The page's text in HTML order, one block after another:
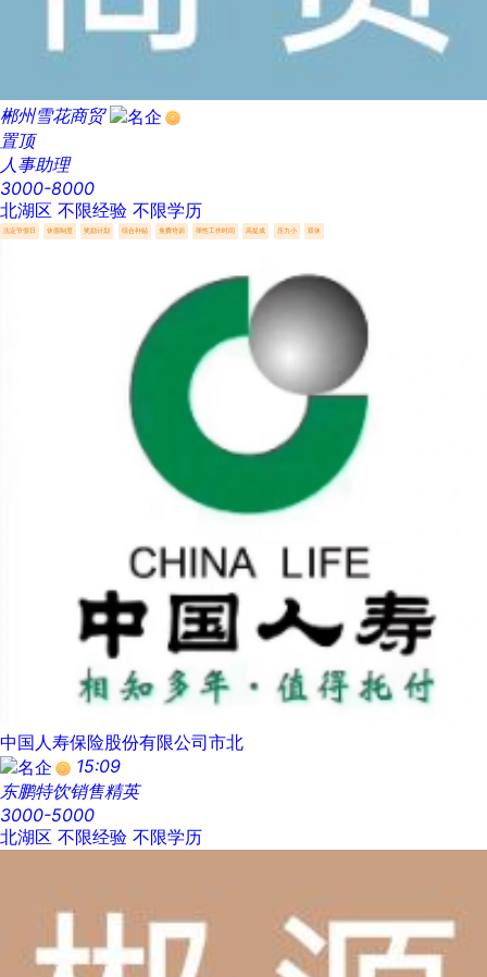
郴州雪花商贸
置顶
人事助理
3000-8000
北湖区 不限经验 不限学历
法定节假日 休假制度 奖励计划 综合补贴 免费培训 弹性工作时间 高提成 压力小 双休
中国人寿保险股份有限公司市北
15:09
东鹏特饮销售精英
3000-5000
北湖区 不限经验 不限学历